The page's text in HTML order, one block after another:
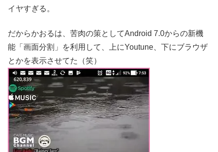
イヤすぎる。
だからかおるは、苦肉の策としてAndroid 7.0からの新機
能「画面分割」を利用して、上にYoutune、下にブラウザ
とかを表示させてた（笑）